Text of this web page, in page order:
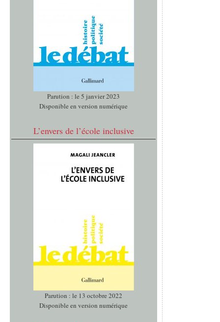
Parution : le 5 janvier 2023
Disponible en version numérique
L’envers de l’école inclusive
Parution : le 13 octobre 2022
Disponible en version numérique